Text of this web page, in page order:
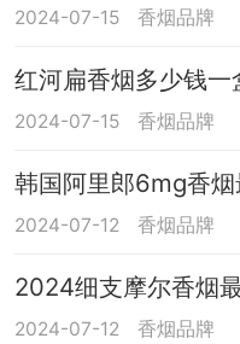
2024-07-15 香烟品牌
红河扁香烟多少钱
2024-07-15 香烟品牌
韩国阿里郎6mg香烟
2024-07-12 香烟品牌
2024细支摩尔香烟
2024-07-12 香烟品牌